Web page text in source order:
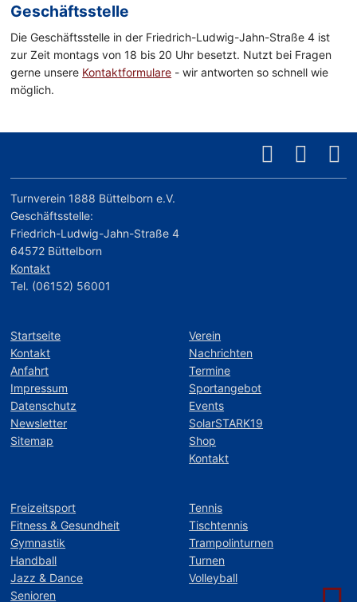
Geschäftsstelle
Die Geschäftsstelle in der Friedrich-Ludwig-Jahn-Straße 4 ist
zur Zeit montags von 18 bis 20 Uhr besetzt. Nutzt bei Fragen
gerne unsere Kontaktformulare - wir antworten so schnell wie
möglich.
Turnverein 1888 Büttelborn e.V.
Geschäftsstelle:
Friedrich-Ludwig-Jahn-Straße 4
64572 Büttelborn
Kontakt
Tel. (06152) 56001
Startseite
Kontakt
Anfahrt
Impressum
Datenschutz
Newsletter
Sitemap
Verein
Nachrichten
Termine
Sportangebot
Events
SolarSTARK19
Shop
Kontakt
Freizeitsport
Fitness & Gesundheit
Gymnastik
Handball
Jazz & Dance
Senioren
Tennis
Tischtennis
Trampolinturnen
Turnen
Volleyball